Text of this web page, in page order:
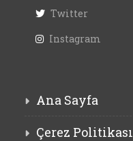
Twitter
Instagram
Ana Sayfa
Çerez Politikası